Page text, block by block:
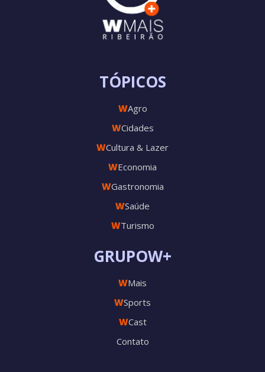
GRUPOW+
WMais
WSports
WCast
Contato
TÓPICOS
WAgro
WCidades
WCultura & Lazer
WEconomia
WGastronomia
WSaúde
WTurismo